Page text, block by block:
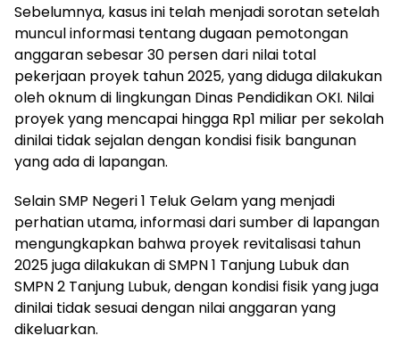
Sebelumnya, kasus ini telah menjadi sorotan setelah
muncul informasi tentang dugaan pemotongan
anggaran sebesar 30 persen dari nilai total
pekerjaan proyek tahun 2025, yang diduga dilakukan
oleh oknum di lingkungan Dinas Pendidikan OKI. Nilai
proyek yang mencapai hingga Rp1 miliar per sekolah
dinilai tidak sejalan dengan kondisi fisik bangunan
yang ada di lapangan.
Selain SMP Negeri 1 Teluk Gelam yang menjadi
perhatian utama, informasi dari sumber di lapangan
mengungkapkan bahwa proyek revitalisasi tahun
2025 juga dilakukan di SMPN 1 Tanjung Lubuk dan
SMPN 2 Tanjung Lubuk, dengan kondisi fisik yang juga
dinilai tidak sesuai dengan nilai anggaran yang
dikeluarkan.